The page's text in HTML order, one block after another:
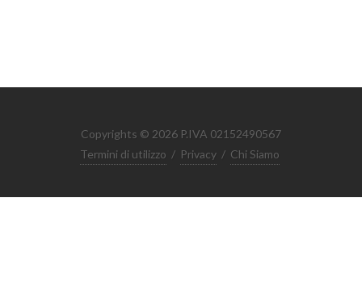
Copyrights © 2026 P.IVA 02152490567
Termini di utilizzo / Privacy / Chi Siamo